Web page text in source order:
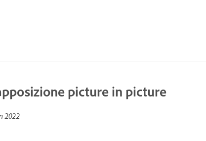
picture in picture
2022